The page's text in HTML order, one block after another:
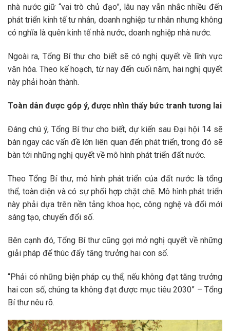
nhà nước giữ “vai trò chủ đạo”, lâu nay vẫn nhắc nhiều đến
phát triển kinh tế tư nhân, doanh nghiệp tư nhân nhưng không
có nghĩa là quên kinh tế nhà nước, doanh nghiệp nhà nước.
Ngoài ra, Tổng Bí thư cho biết sẽ có nghị quyết về lĩnh vực
văn hóa. Theo kế hoạch, từ nay đến cuối năm, hai nghị quyết
này phải hoàn thành.
Toàn dân được góp ý, được nhìn thấy bức tranh tương lai
Đáng chú ý, Tổng Bí thư cho biết, dự kiến sau Đại hội 14 sẽ
bàn ngay các vấn đề lớn liên quan đến phát triển, trong đó sẽ
bàn tới những nghị quyết về mô hình phát triển đất nước.
Theo Tổng Bí thư, mô hình phát triển của đất nước là tổng
thể, toàn diện và có sự phối hợp chặt chẽ. Mô hình phát triển
này phải dựa trên nền tảng khoa học, công nghệ và đổi mới
sáng tạo, chuyển đổi số.
Bên cạnh đó, Tổng Bí thư cũng gợi mở nghị quyết về những
giải pháp để thúc đẩy tăng trưởng hai con số.
“Phải có những biện pháp cụ thể, nếu không đạt tăng trưởng
hai con số, chúng ta không đạt được mục tiêu 2030” – Tổng
Bí thư nêu rõ.